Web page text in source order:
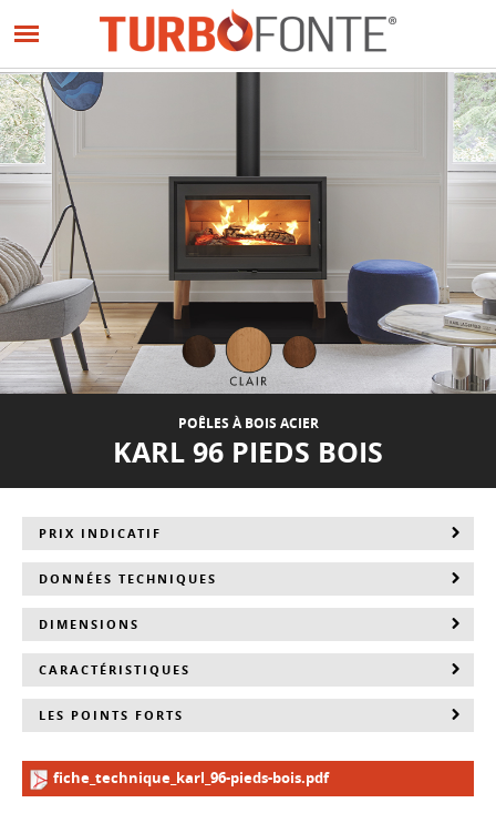
au
principal
POÊLES À BOIS ACIER
KARL 96 PIEDS BOIS
PRIX INDICATIF
DONNÉES TECHNIQUES
DIMENSIONS
CARACTÉRISTIQUES
LES POINTS FORTS
fiche_technique_karl_96-pieds-bois.pdf
Panneau de gestion des cookies